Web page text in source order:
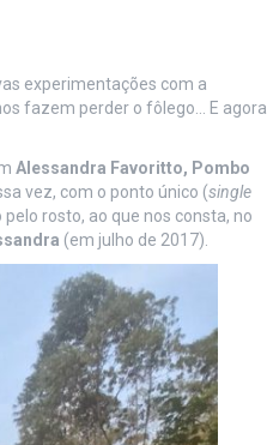
experimentações com a
fazem perder o fôlego… E agora
Alessandra Favoritto, Pombo
vez, com o ponto único (single
rosto, ao que nos consta, no
(em julho de 2017).